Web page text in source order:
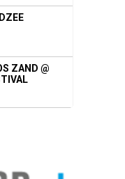
ZAND @